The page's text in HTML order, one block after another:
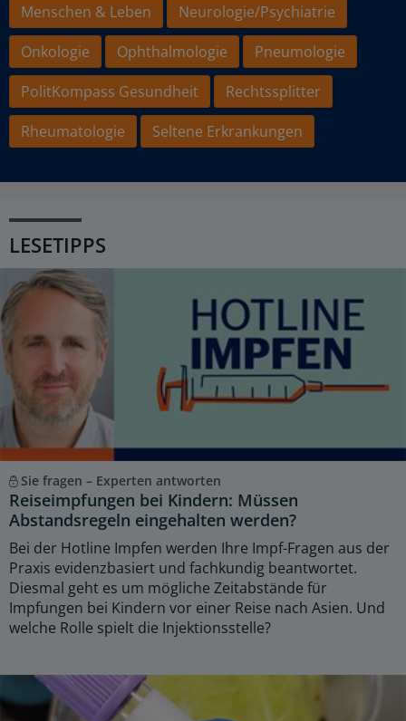
Menschen & Leben
Neurologie/Psychiatrie
Onkologie
Ophthalmologie
Pneumologie
PolitKompass Gesundheit
Rechtssplitter
Rheumatologie
Seltene Erkrankungen
LESETIPPS
Sie fragen – Experten antworten
Reiseimpfungen bei Kindern: Müssen
Abstandsregeln eingehalten werden?
Bei der Hotline Impfen werden Ihre Impf-Fragen aus der
Praxis evidenzbasiert und fachkundig beantwortet.
Diesmal geht es um mögliche Zeitabstände für
Impfungen bei Kindern vor einer Reise nach Asien. Und
welche Rolle spielt die Injektionsstelle?